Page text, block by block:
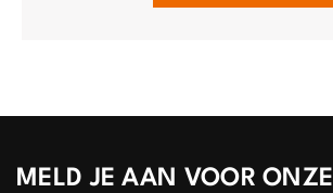
MELD JE AAN VOOR ONZE